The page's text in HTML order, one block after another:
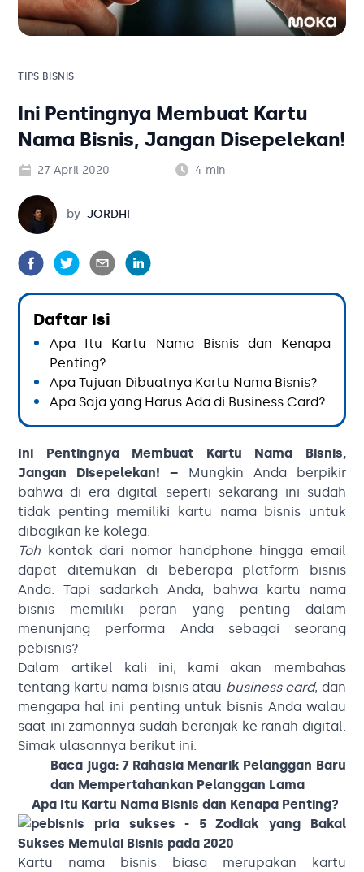
Tambahan
Solusi Bisnis
Tambahan
Kategori Blog
TIPS BISNIS
Ini Pentingnya Membuat Kartu
Nama Bisnis, Jangan Disepelekan!
27 April 2020 4 min
Jordhi
by JORDHI
Daftar Isi
Apa Itu Kartu Nama Bisnis dan Kenapa
Penting?
Apa Tujuan Dibuatnya Kartu Nama Bisnis?
Apa Saja yang Harus Ada di Business Card?
Ini Pentingnya Membuat Kartu Nama Bisnis,
Jangan Disepelekan! – Mungkin Anda berpikir
bahwa di era digital seperti sekarang ini sudah
tidak penting memiliki kartu nama bisnis untuk
dibagikan ke kolega.
Toh kontak dari nomor handphone hingga email
dapat ditemukan di beberapa platform bisnis
Anda. Tapi sadarkah Anda, bahwa kartu nama
bisnis memiliki peran yang penting dalam
menunjang performa Anda sebagai seorang
pebisnis?
Dalam artikel kali ini, kami akan membahas
tentang kartu nama bisnis atau business card, dan
mengapa hal ini penting untuk bisnis Anda walau
saat ini zamannya sudah beranjak ke ranah digital.
Simak ulasannya berikut ini.
Baca juga: 7 Rahasia Menarik Pelanggan Baru
dan Mempertahankan Pelanggan Lama
Apa Itu Kartu Nama Bisnis dan Kenapa Penting?
Kartu nama bisnis biasa merupakan kartu